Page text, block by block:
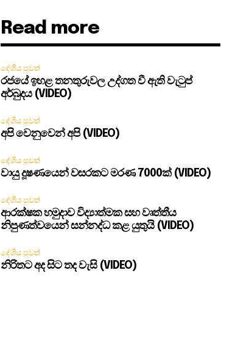
Read more
දේශීය පුවත්
රජයේ ඉහළ තනතුරුවල උද්ගත වී ඇති වැටුප්
අර්බුදය (VIDEO)
දේශීය පුවත්
අපි වෙනුවෙන් අපි (VIDEO)
දේශීය පුවත්
වායු දූෂණයෙන් වසරකට මරණ 7000ක් (VIDEO)
දේශීය පුවත්
ආරක්ෂක හමුදාව විද්‍යාත්මක සහ වෘත්තීය
නිපුණත්වයෙන් සන්නද්ධ කළ යුතුයි (VIDEO)
දේශීය පුවත්
නිරිතට අද සිට තද වැසි (VIDEO)